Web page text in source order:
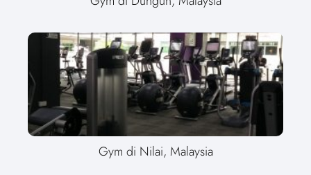
Gym di Nilai, Malaysia